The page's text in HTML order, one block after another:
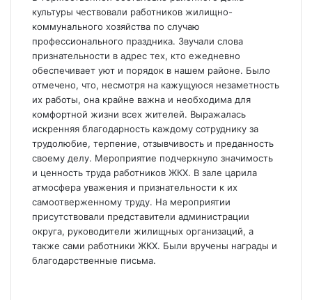
культуры чествовали работников жилищно-
коммунального хозяйства по случаю
профессионального праздника. Звучали слова
признательности в адрес тех, кто ежедневно
обеспечивает уют и порядок в нашем районе. Было
отмечено, что, несмотря на кажущуюся незаметность
их работы, она крайне важна и необходима для
комфортной жизни всех жителей. Выражалась
искренняя благодарность каждому сотруднику за
трудолюбие, терпение, отзывчивость и преданность
своему делу. Мероприятие подчеркнуло значимость
и ценность труда работников ЖКХ. В зале царила
атмосфера уважения и признательности к их
самоотверженному труду. На мероприятии
присутствовали представители администрации
округа, руководители жилищных организаций, а
также сами работники ЖКХ. Были вручены награды и
благодарственные письма.